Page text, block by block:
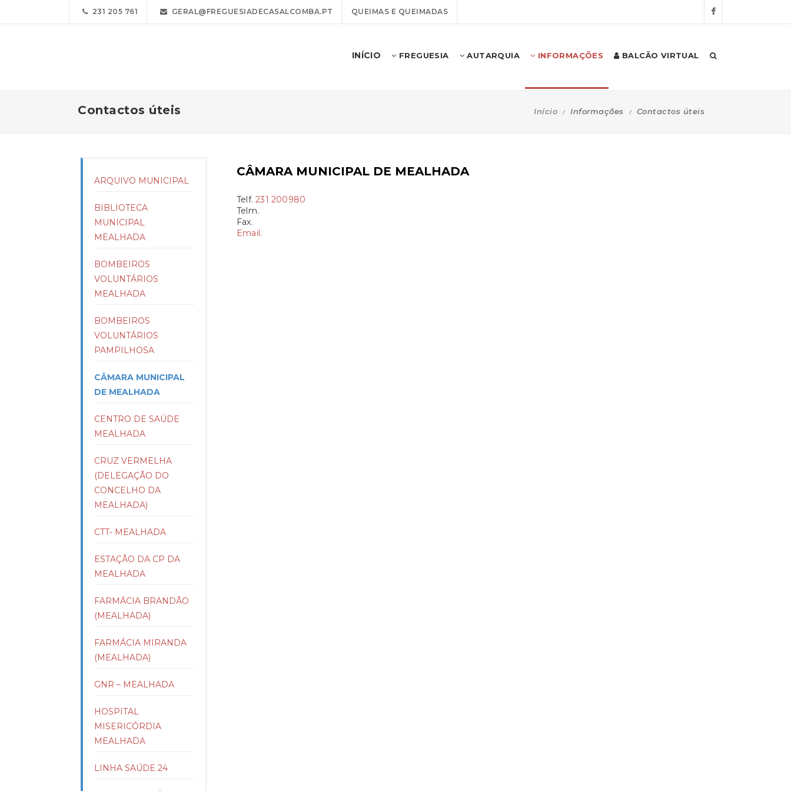
231 205 761 GERAL@FREGUESIADECASALCOMBA.PT QUEIMAS E QUEIMADAS
INÍCIO FREGUESIA AUTARQUIA INFORMAÇÕES BALCÃO VIRTUAL
Contactos úteis Início Informações Contactos úteis
ARQUIVO MUNICIPAL
BIBLIOTECA
MUNICIPAL
MEALHADA
BOMBEIROS
VOLUNTÁRIOS
MEALHADA
BOMBEIROS
VOLUNTÁRIOS
PAMPILHOSA
CÂMARA MUNICIPAL
DE MEALHADA
CENTRO DE SAÚDE
MEALHADA
CRUZ VERMELHA
(DELEGAÇÃO DO
CONCELHO DA
MEALHADA)
CTT- MEALHADA
ESTAÇÃO DA CP DA
MEALHADA
FARMÁCIA BRANDÃO
(MEALHADA)
FARMÁCIA MIRANDA
(MEALHADA)
GNR – MEALHADA
HOSPITAL
MISERICÓRDIA
MEALHADA
LINHA SAÚDE 24
CÂMARA MUNICIPAL DE MEALHADA
Telf.231 200980
Telm.
Fax.
Email.